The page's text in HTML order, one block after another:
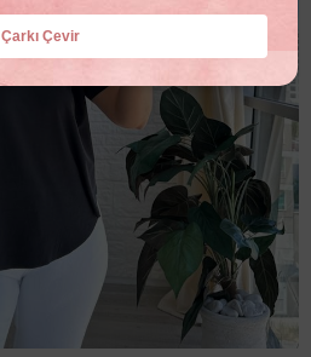
Çarkı Çevir